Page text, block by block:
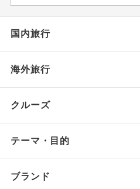
国内旅行
海外旅行
クルーズ
テーマ・目的
ブランド